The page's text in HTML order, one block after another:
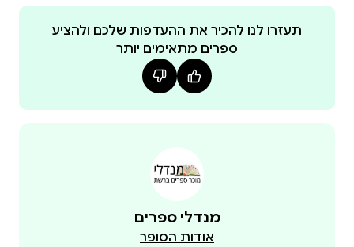
הקצר. "המלשין" מהווה הוכחה יפה לכך.
תעזרו לנו להכיר את ההעדפות שלכם ולהציע
ספרים מתאימים יותר
מנדלי ספרים
אודות הסופר